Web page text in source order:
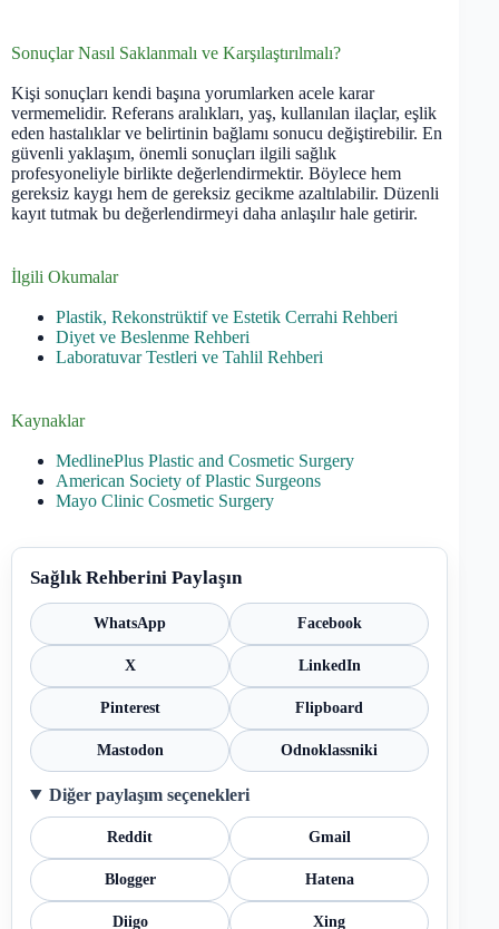
Sonuçlar Nasıl Saklanmalı ve Karşılaştırılmalı?
Kişi sonuçları kendi başına yorumlarken acele karar
vermemelidir. Referans aralıkları, yaş, kullanılan ilaçlar, eşlik
eden hastalıklar ve belirtinin bağlamı sonucu değiştirebilir. En
güvenli yaklaşım, önemli sonuçları ilgili sağlık
profesyoneliyle birlikte değerlendirmektir. Böylece hem
gereksiz kaygı hem de gereksiz gecikme azaltılabilir. Düzenli
kayıt tutmak bu değerlendirmeyi daha anlaşılır hale getirir.
İlgili Okumalar
Plastik, Rekonstrüktif ve Estetik Cerrahi Rehberi
Diyet ve Beslenme Rehberi
Laboratuvar Testleri ve Tahlil Rehberi
Kaynaklar
MedlinePlus Plastic and Cosmetic Surgery
American Society of Plastic Surgeons
Mayo Clinic Cosmetic Surgery
Sağlık Rehberini Paylaşın
WhatsApp Facebook
X LinkedIn
Pinterest Flipboard
Mastodon Odnoklassniki
Diğer paylaşım seçenekleri
Reddit Gmail
Blogger Hatena
Diigo Xing